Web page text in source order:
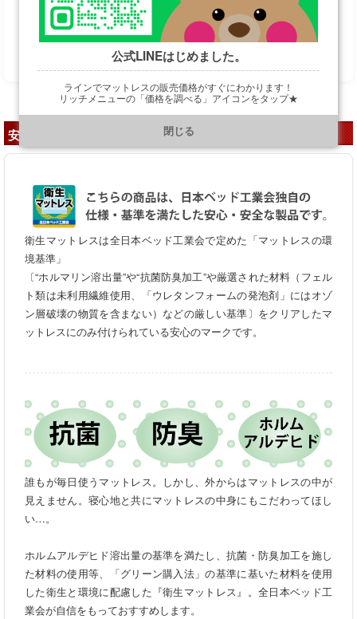
お問い合わせフォームへ
安心の証「衛生マットレス」
衛生マットレスは全日本ベッド工業会で定めた「マットレスの環
境基準」
〔“ホルマリン溶出量”や“抗菌防臭加工”や厳選された材料（フェル
ト類は未利用繊維使用、「ウレタンフォームの発泡剤」にはオゾ
ン層破壊の物質を含まない）などの厳しい基準〕をクリアしたマ
ットレスにのみ付けられている安心のマークです。
誰もが毎日使うマットレス。しかし、外からはマットレスの中が
見えません。寝心地と共にマットレスの中身にもこだわってほし
い…。
ホルムアルデヒド溶出量の基準を満たし、抗菌・防臭加工を施し
た材料の使用等、「グリーン購入法」の基準に基いた材料を使用
した衛生と環境に配慮した『衛生マットレス』。全日本ベッド工
業会が自信をもっておすすめします。
公式LINEはじめました。
ラインでマットレスの販売価格がすぐにわかります！
リッチメニューの「価格を調べる」アイコンをタップ★
https://line.me/R/ti/p/@901ptzjz
閉じる